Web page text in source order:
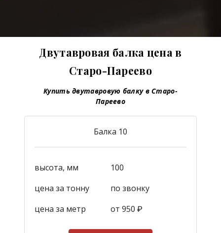
Двутавровая балка цена в
Старо-Пареево
Купить двутавровую балку в Старо-
Пареево
Балка 10
высота, мм
100
цена за тонну
по звонку
цена за метр
от 950 ₽